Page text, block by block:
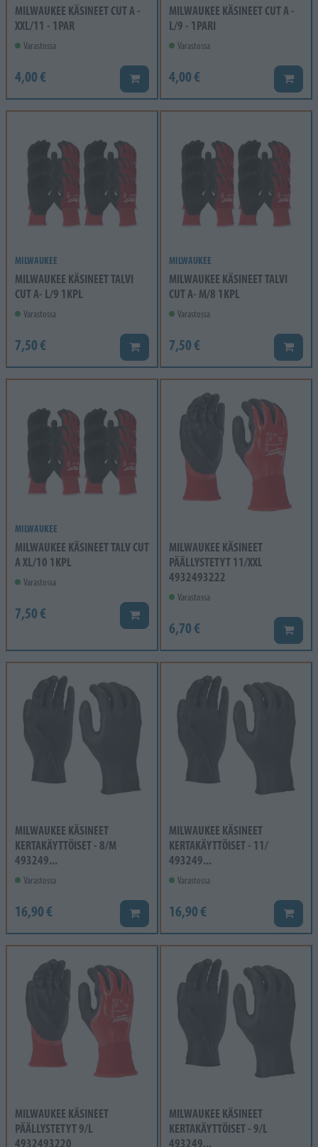
MILWAUKEE KÄSINEET CUT A -
XXL/11 - 1PAR
Varastossa
4,00 € Lisää koriin
MILWAUKEE KÄSINEET CUT A -
L/9 - 1PARI
Varastossa
4,00 € Lisää
MILWAUKEE
MILWAUKEE KÄSINEET TALVI
CUT A- L/9 1KPL
Varastossa
7,50 € Lisää koriin
MILWAUKEE
MILWAUKEE KÄSINEET TALVI
CUT A- M/8 1KPL
Varastossa
7,50 € Lisää
MILWAUKEE
MILWAUKEE KÄSINEET TALV CUT
A XL/10 1KPL
Varastossa
7,50 € Lisää koriin
MILWAUKEE KÄSINEET
PÄÄLLYSTETYT 11/XXL
4932493222
Varastossa
6,70 € Lisää
MILWAUKEE KÄSINEET
KERTAKÄYTTÖISET - 8/M
493249...
Varastossa
16,90 € Lisää koriin
MILWAUKEE KÄSINEET
KERTAKÄYTTÖISET - 11/
493249...
Varastossa
16,90 € Lisää
MILWAUKEE KÄSINEET
PÄÄLLYSTETYT 9/L
4932493220
MILWAUKEE KÄSINEET
KERTAKÄYTTÖISET - 9/L
493249...